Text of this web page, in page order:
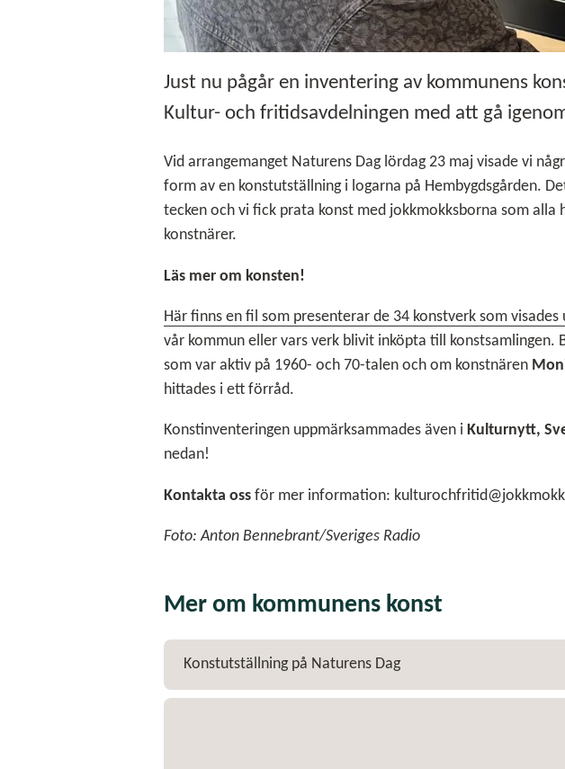
Just nu pågår en inventering av kommunens
Kultur- och fritidsavdelningen med att gå
Vid arrangemanget Naturens Dag lördag 23 maj visade vi
form av en konstutställning i logarna på Hembygdsgården.
tecken och vi fick prata konst med jokkmokksborna som alla
konstnärer.
Läs mer om konsten!
Här finns en fil som presenterar de 34 konstverk som visades
vår kommun eller vars verk blivit inköpta till konstsamlingen.
som var aktiv på 1960- och 70-talen och om konstnären
hittades i ett förråd.
Konstinventeringen uppmärksammades även i Kulturnytt,
nedan!
Kontakta oss för mer information:
Foto: Anton Bennebrant/Sveriges Radio
Mer om kommunens konst
Konstutställning på Naturens Dag